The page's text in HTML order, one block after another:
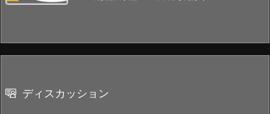
ディスカッション